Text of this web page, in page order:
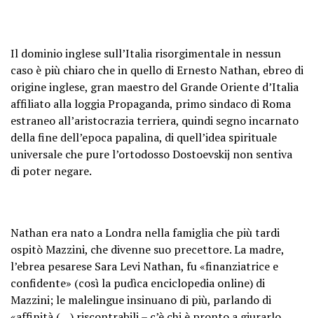
Il dominio inglese sull’Italia risorgimentale in nessun
caso è più chiaro che in quello di Ernesto Nathan, ebreo di
origine inglese, gran maestro del Grande Oriente d’Italia
affiliato alla loggia Propaganda, primo sindaco di Roma
estraneo all’aristocrazia terriera, quindi segno incarnato
della fine dell’epoca papalina, di quell’idea spirituale
universale che pure l’ortodosso Dostoevskij non sentiva
di poter negare.
Nathan era nato a Londra nella famiglia che più tardi
ospitò Mazzini, che divenne suo precettore. La madre,
l’ebrea pesarese Sara Levi Nathan, fu «finanziatrice e
confidente» (così la pudìca enciclopedia online) di
Mazzini; le malelingue insinuano di più, parlando di